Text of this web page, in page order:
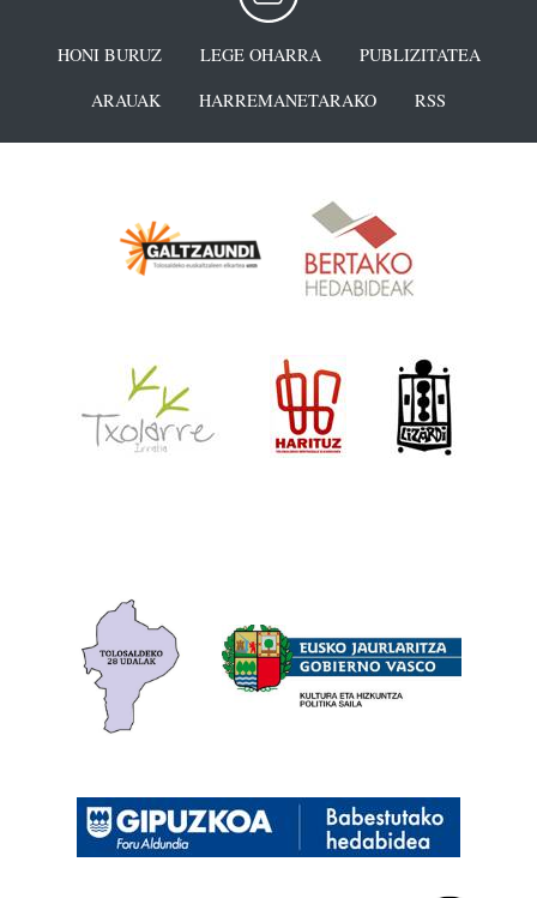
HONI BURUZ LEGE OHARRA
PUBLIZITATEA
ARAUAK
HARREMANETARAKO RSS